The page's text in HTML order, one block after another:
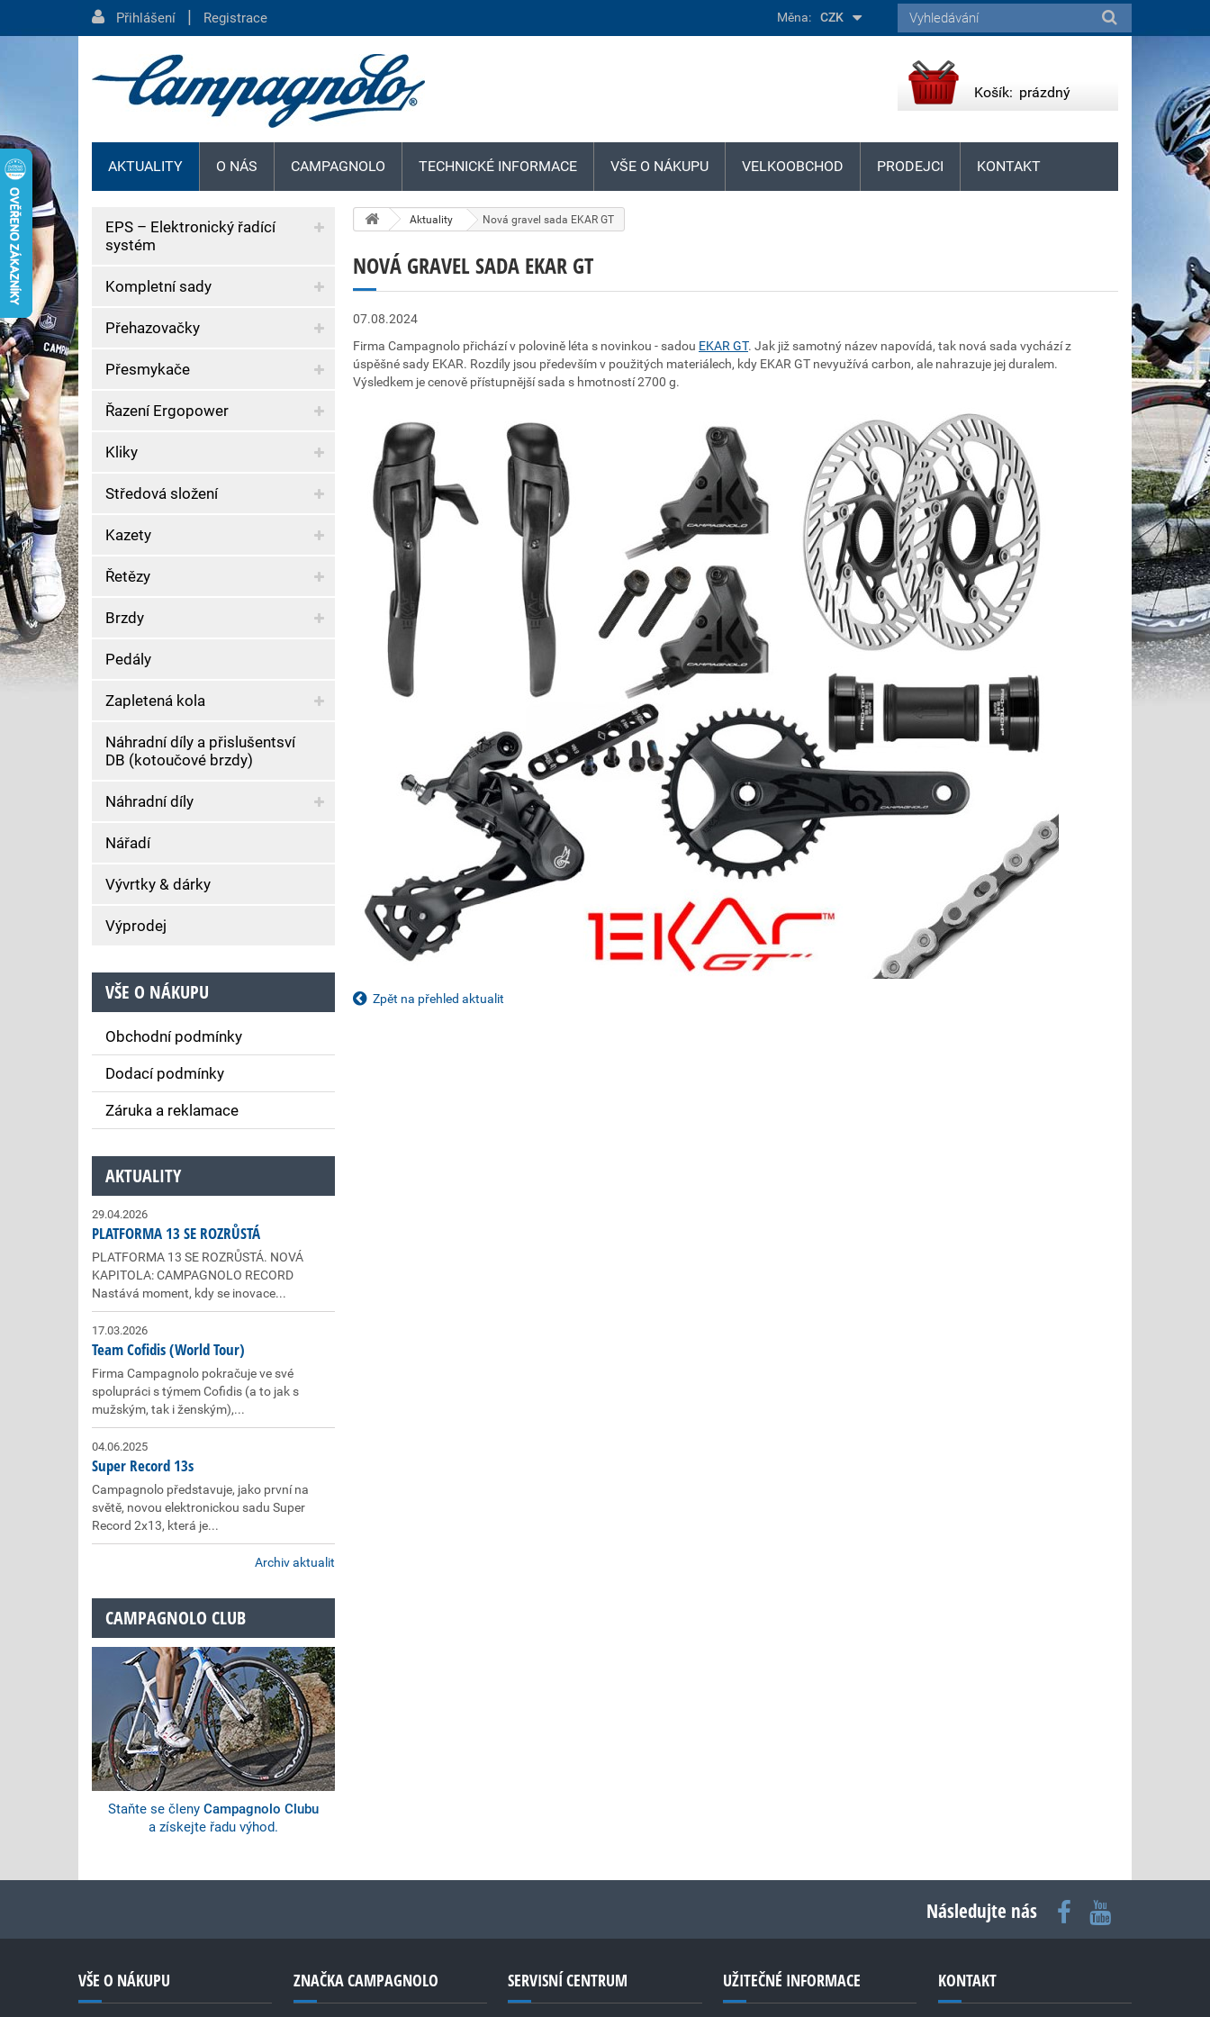
Aktuality Nová gravel sada EKAR GT
NOVÁ GRAVEL SADA EKAR GT
07.08.2024
Firma Campagnolo přichází v polovině léta s novinkou - sadou EKAR GT. Jak již samotný název napovídá, tak nová sada vychází z
úspěšné sady EKAR. Rozdíly jsou především v použitých materiálech, kdy EKAR GT nevyužívá carbon, ale nahrazuje jej duralem.
Výsledkem je cenově přístupnější sada s hmotností 2700 g.
Zpět na přehled aktualit
EPS – Elektronický řadící
systém
Kompletní sady
Přehazovačky
Přesmykače
Řazení Ergopower
Kliky
Středová složení
Kazety
Řetězy
Brzdy
Pedály
Zapletená kola
Náhradní díly a přislušentsví
DB (kotoučové brzdy)
Náhradní díly
Nářadí
Vývrtky & dárky
Výprodej
VŠE O NÁKUPU
Obchodní podmínky
Dodací podmínky
Záruka a reklamace
AKTUALITY
29.04.2026
PLATFORMA 13 SE ROZRŮSTÁ
PLATFORMA 13 SE ROZRŮSTÁ. NOVÁ
KAPITOLA: CAMPAGNOLO RECORD
Nastává moment, kdy se inovace...
17.03.2026
Team Cofidis (World Tour)
Firma Campagnolo pokračuje ve své
spolupráci s týmem Cofidis (a to jak s
mužským, tak i ženským),...
04.06.2025
Super Record 13s
Campagnolo představuje, jako první na
světě, novou elektronickou sadu Super
Record 2x13, která je...
Archiv aktualit
CAMPAGNOLO CLUB
Staňte se členy Campagnolo Clubu
a získejte řadu výhod.
Přihlášení | Registrace Měna: CZK
Košík: prázdný
AKTUALITY O NÁS CAMPAGNOLO TECHNICKÉ INFORMACE VŠE O NÁKUPU VELKOOBCHOD PRODEJCI KONTAKT
Následujte nás
VŠE O NÁKUPU ZNAČKA CAMPAGNOLO SERVISNÍ CENTRUM UŽITEČNÉ INFORMACE KONTAKT